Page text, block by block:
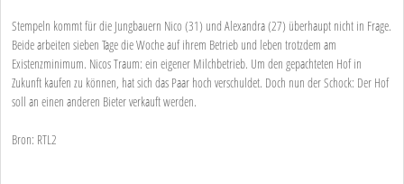
Stempeln kommt für die Jungbauern Nico (31) und Alexandra (27) überhaupt nicht in Frage.
Beide arbeiten sieben Tage die Woche auf ihrem Betrieb und leben trotzdem am
Existenzminimum. Nicos Traum: ein eigener Milchbetrieb. Um den gepachteten Hof in
Zukunft kaufen zu können, hat sich das Paar hoch verschuldet. Doch nun der Schock: Der Hof
soll an einen anderen Bieter verkauft werden.
Bron: RTL2